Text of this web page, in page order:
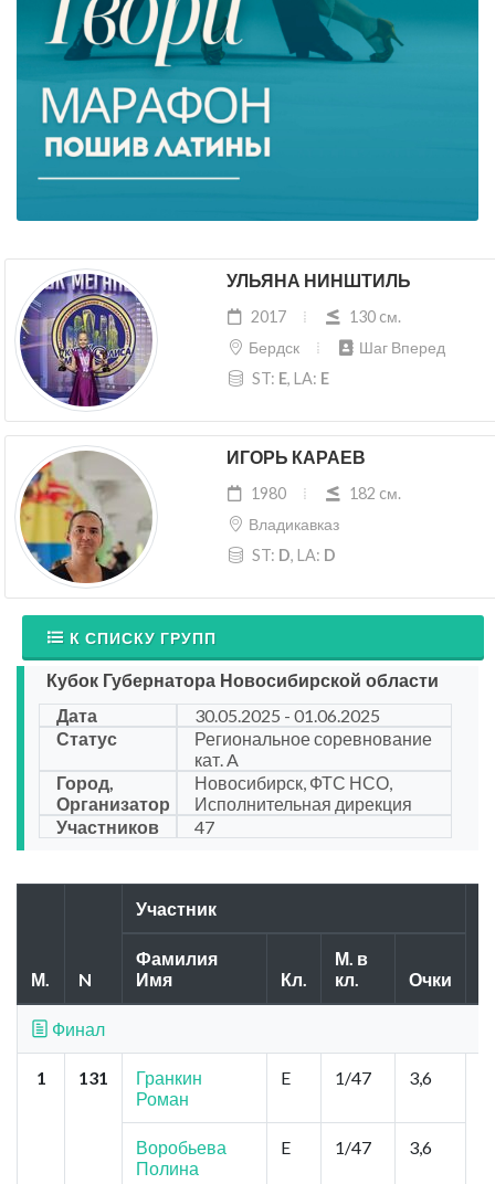
УЛЬЯНА НИНШТИЛЬ
2017
130 cм.
Бердск
Шаг Вперед
ST: E, LA: E
ИГОРЬ КАРАЕВ
1980
182 cм.
Владикавказ
ST: D, LA: D
К СПИСКУ ГРУПП
Кубок Губернатора Новосибирской области
Дата
30.05.2025 - 01.06.2025
Статус
Региональное соревнование
кат. A
Город,
Организатор
Новосибирск, ФТС НСО,
Исполнительная дирекция
Участников
47
М. N
Участник
Фамилия
Имя
Кл.
М. в
кл.
Очки
Финал
1 131
Гранкин
Роман
E 1/47 3,6
Воробьева
Полина
E 1/47 3,6